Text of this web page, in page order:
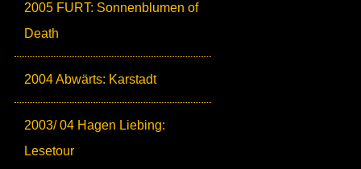
2005 FURT: Sonnenblumen of
Death
2004 Abwärts: Karstadt
2003/ 04 Hagen Liebing:
Lesetour